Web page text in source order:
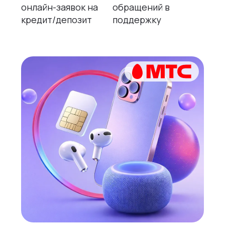
онлайн-заявок на
кредит/депозит
обращений в
поддержку